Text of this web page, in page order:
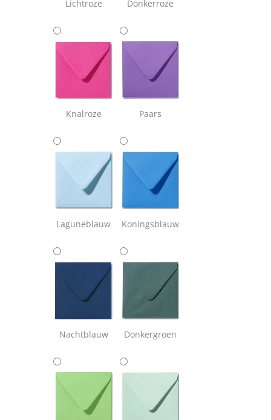
Lichtroze Donkerroze
Knalroze Paars
Laguneblauw Koningsblauw
Nachtblauw Donkergroen